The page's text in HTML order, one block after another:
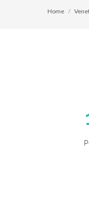
Home